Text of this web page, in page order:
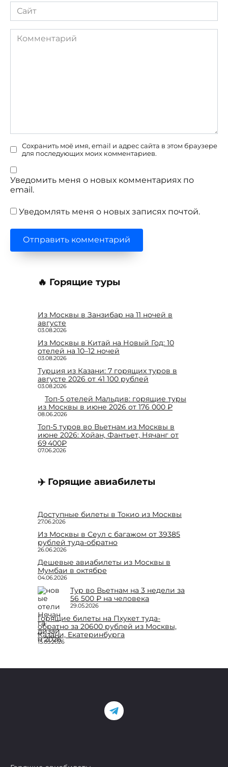
Сайт
Комментарий
Сохранить моё имя, email и адрес сайта в этом браузере
для последующих моих комментариев.
Уведомить меня о новых комментариях по
email.
Уведомлять меня о новых записях почтой.
🔥 Горящие туры
Из Москвы в Занзибар на 11 ночей в
августе
03.08.2026
Из Москвы в Китай на Новый Год: 10
отелей на 10–12 ночей
03.08.2026
Турция из Казани: 7 горящих туров в
августе 2026 от 41 100 рублей
03.08.2026
Топ-5 отелей Мальдив: горящие туры
из Москвы в июне 2026 от 176 000 ₽
08.06.2026
Топ-5 туров во Вьетнам из Москвы в
июне 2026: Хойан, Фантьет, Нячанг от
69 400₽
07.06.2026
✈️ Горящие авиабилеты
Доступные билеты в Токио из Москвы
27.06.2026
Из Москвы в Сеул с багажом от 39385
рублей туда-обратно
26.06.2026
Дешевые авиабилеты из Москвы в
Мумбаи в октябре
04.06.2026
Тур во Вьетнам на 3 недели за
56 500 ₽ на человека
29.05.2026
Горящие билеты на Пхукет туда-
обратно за 20600 рублей из Москвы,
Казани, Екатеринбурга
15.05.2026